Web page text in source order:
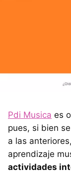
Pdi Musica es
pues, si bien
a las
aprendizaje
actividades